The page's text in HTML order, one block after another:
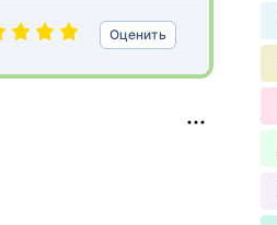
Оценить